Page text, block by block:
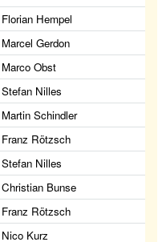
Florian Hempel
Marcel Gerdon
Marco Obst
Stefan Nilles
Martin Schindler
Franz Rötzsch
Stefan Nilles
Christian Bunse
Franz Rötzsch
Nico Kurz